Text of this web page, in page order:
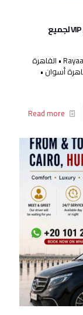
سيارة خاصة من القاهرة إلى الصعيد | ليموزين VIP لجميع
Rayaan Limousine Egypt • VIP Upper Egypt Transfer • القاهرة
أسوان •
Read more